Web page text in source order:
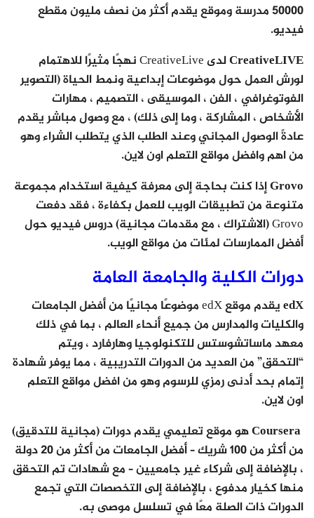
50000 مدرسة وموقع يقدم أكثر من نصف مليون مقطع
فيديو.
CreativeLIVE
لدى CreativeLive نهجًا مثيرًا للاهتمام
لورش العمل حول موضوعات إبداعية ونمط الحياة (التصوير
الفوتوغرافي ، الفن ، الموسيقى ، التصميم ، مهارات
الأشخاص ، المشاركة ، وما إلى ذلك) ، مع وصول مباشر يقدم
عادةً الوصول المجاني وعند الطلب الذي يتطلب الشراء وهو
من اهم وافضل مواقع التعلم اون لاين.
Grovoإذا كنت بحاجة إلى معرفة كيفية استخدام مجموعة
متنوعة من تطبيقات الويب للعمل بكفاءة ، فقد دفعت
Grovo (الاشتراك ، مع مقدمات مجانية) دروس فيديو حول
أفضل الممارسات لمئات من مواقع الويب.
دورات الكلية والجامعة العامة
edX
يقدم موقع edX موضوعًا مجانيًا من أفضل الجامعات
والكليات والمدارس من جميع أنحاء العالم ، بما في ذلك
معهد ماساتشوستس للتكنولوجيا وهارفارد ، ويتم
“التحقق” من العديد من الدورات التدريبية ، مما يوفر شهادة
إتمام بحد أدنى رمزي للرسوم وهو من افضل مواقع التعلم
اون لاين.
هو موقع تعليمي يقدم دورات (مجانية للتدقيق)
من أكثر من 100 شريك – أفضل الجامعات من أكثر من 20 دولة
، بالإضافة إلى شركاء غير جامعيين – مع شهادات تم التحقق
منها كخيار مدفوع ، بالإضافة إلى التخصصات التي تجمع
الدورات ذات الصلة معًا في تسلسل موصى به.